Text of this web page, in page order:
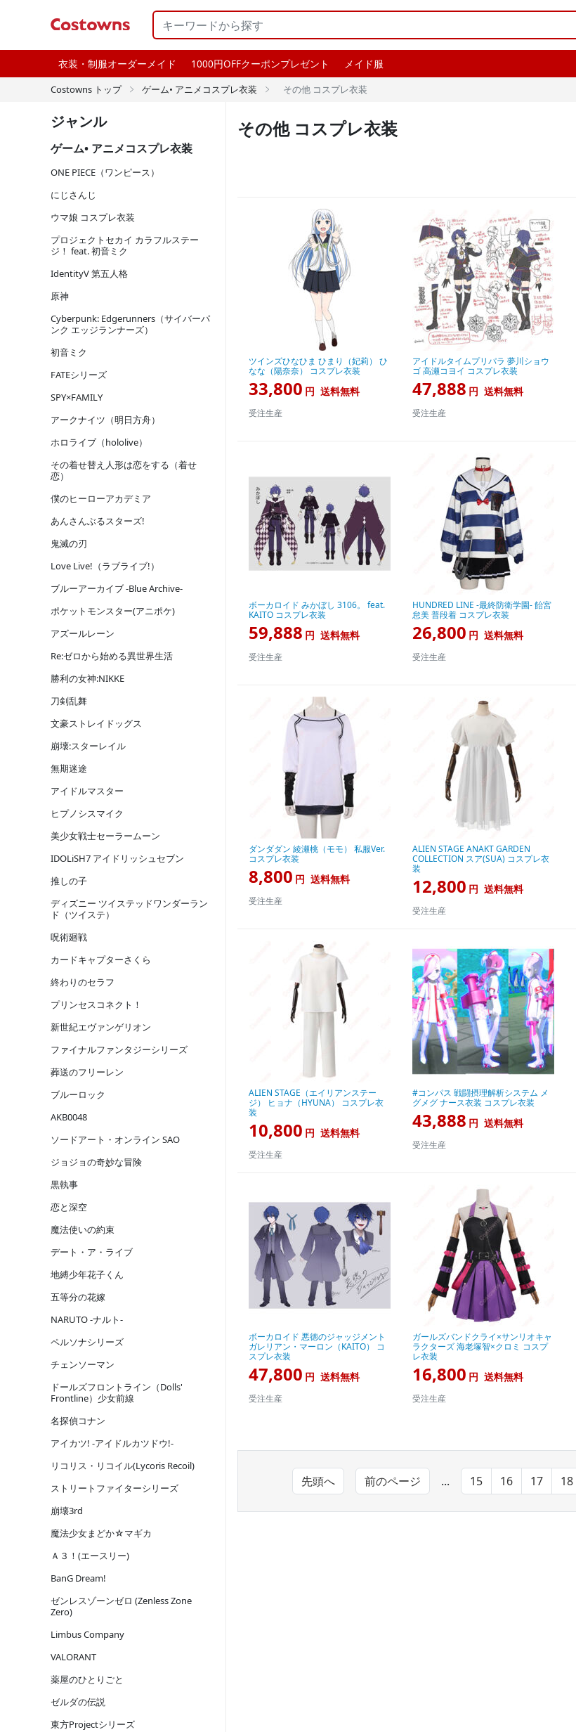
衣装・制服オーダーメイド 1000円OFFクーポンプレゼント メイド服
Costowns トップ  ゲーム• アニメコスプレ衣装  その他 コスプレ衣装
ジャンル
ゲーム• アニメコスプレ衣装
ONE PIECE（ワンピース）
にじさんじ
ウマ娘 コスプレ衣装
プロジェクトセカイ カラフルステー
ジ！ feat. 初音ミク
IdentityV 第五人格
原神
Cyberpunk: Edgerunners（サイバーパ
ンク エッジランナーズ）
初音ミク
FATEシリーズ
SPY×FAMILY
アークナイツ（明日方舟）
ホロライブ（hololive）
その着せ替え人形は恋をする（着せ
恋）
僕のヒーローアカデミア
あんさんぶるスターズ!
鬼滅の刃
Love Live!（ラブライブ!）
ブルーアーカイブ -Blue Archive-
ポケットモンスター(アニポケ)
アズールレーン
Re:ゼロから始める異世界生活
勝利の女神:NIKKE
刀剣乱舞
文豪ストレイドッグス
崩壊:スターレイル
無期迷途
アイドルマスター
ヒプノシスマイク
美少女戦士セーラームーン
IDOLiSH7 アイドリッシュセブン
推しの子
ディズニー ツイステッドワンダーラン
ド（ツイステ）
呪術廻戦
カードキャプターさくら
終わりのセラフ
プリンセスコネクト！
新世紀エヴァンゲリオン
ファイナルファンタジーシリーズ
葬送のフリーレン
ブルーロック
AKB0048
ソードアート・オンライン SAO
ジョジョの奇妙な冒険
黒執事
恋と深空
魔法使いの約束
デート・ア・ライブ
地縛少年花子くん
五等分の花嫁
NARUTO -ナルト-
ペルソナシリーズ
チェンソーマン
ドールズフロントライン（Dolls'
Frontline）少女前線
名探偵コナン
アイカツ! -アイドルカツドウ!-
リコリス・リコイル(Lycoris Recoil)
ストリートファイターシリーズ
崩壊3rd
魔法少女まどか☆マギカ
Ａ３！(エースリー)
BanG Dream!
ゼンレスゾーンゼロ (Zenless Zone
Zero)
Limbus Company
VALORANT
薬屋のひとりごと
ゼルダの伝説
東方Projectシリーズ
その他 コスプレ衣装
ツインズひなひま ひまり（妃莉） ひ
なな（陽奈奈） コスプレ衣装
33,800 円 送料無料
受注生産
アイドルタイムプリパラ 夢川ショウ
ゴ 高瀬コヨイ コスプレ衣装
47,888 円 送料無料
受注生産
ボーカロイド みかぼし 3106。 feat.
KAITO コスプレ衣装
59,888 円 送料無料
受注生産
HUNDRED LINE -最終防衛学園- 飴宮
怠美 普段着 コスプレ衣装
26,800 円 送料無料
受注生産
ダンダダン 綾瀬桃（モモ） 私服Ver.
コスプレ衣装
8,800 円 送料無料
受注生産
ALIEN STAGE ANAKT GARDEN
COLLECTION スア(SUA) コスプレ衣
装
12,800 円 送料無料
受注生産
ALIEN STAGE（エイリアンステー
ジ） ヒョナ（HYUNA） コスプレ衣
装
10,800 円 送料無料
受注生産
#コンパス 戦闘摂理解析システム メ
グメグ ナース衣装 コスプレ衣装
43,888 円 送料無料
受注生産
ボーカロイド 悪徳のジャッジメント
ガレリアン・マーロン（KAITO） コ
スプレ衣装
47,800 円 送料無料
受注生産
ガールズバンドクライ×サンリオキャ
ラクターズ 海老塚智×クロミ コスプ
レ衣装
16,800 円 送料無料
受注生産
先頭へ 前のページ ... 15 16 17 18